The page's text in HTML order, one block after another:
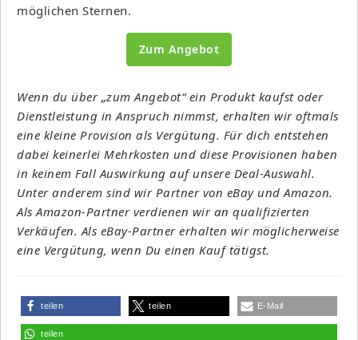
möglichen Sternen.
Zum Angebot
Wenn du über „zum Angebot“ ein Produkt kaufst oder
Dienstleistung in Anspruch nimmst, erhalten wir oftmals
eine kleine Provision als Vergütung. Für dich entstehen
dabei keinerlei Mehrkosten und diese Provisionen haben
in keinem Fall Auswirkung auf unsere Deal-Auswahl.
Unter anderem sind wir Partner von eBay und Amazon.
Als Amazon-Partner verdienen wir an qualifizierten
Verkäufen. Als eBay-Partner erhalten wir möglicherweise
eine Vergütung, wenn Du einen Kauf tätigst.
teilen teilen E-Mail
teilen